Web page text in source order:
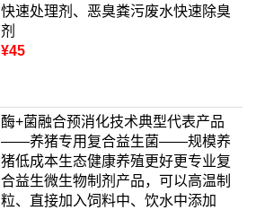
快速处理剂、恶臭粪污废水快速除臭
剂
¥45
酶+菌融合预消化技术典型代表产品
——养猪专用复合益生菌——规模养
猪低成本生态健康养殖更好更专业复
合益生微生物制剂产品，可以高温制
粒、直接加入饲料中、饮水中添加